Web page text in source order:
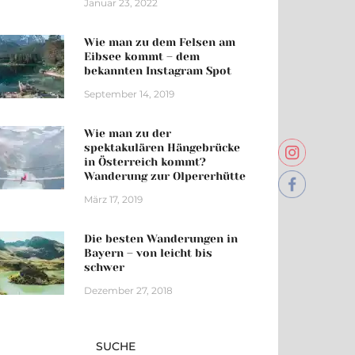
Januar 23, 2022
Wie man zu dem Felsen am
Eibsee kommt – dem
bekannten Instagram Spot
September 14, 2019
Wie man zu der
spektakulären Hängebrücke
in Österreich kommt?
Wanderung zur Olpererhütte
März 17, 2019
Die besten Wanderungen in
Bayern – von leicht bis
schwer
Dezember 27, 2018
SUCHE